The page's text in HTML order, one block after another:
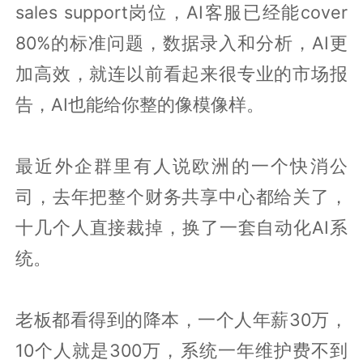
sales support岗位，AI客服已经能cover
80%的标准问题，数据录入和分析，AI更
加高效，就连以前看起来很专业的市场报
告，AI也能给你整的像模像样。
最近外企群里有人说欧洲的一个快消公
司，去年把整个财务共享中心都给关了，
十几个人直接裁掉，换了一套自动化AI系
统。
老板都看得到的降本，一个人年薪30万，
10个人就是300万，系统一年维护费不到